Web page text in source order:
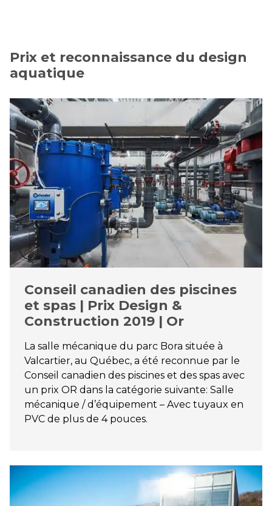
Prix et reconnaissance du design
aquatique
Conseil canadien des piscines
et spas | Prix Design &
Construction 2019 | Or
La salle mécanique du parc Bora située à
Valcartier, au Québec, a été reconnue par le
Conseil canadien des piscines et des spas avec
un prix OR dans la catégorie suivante: Salle
mécanique / d’équipement – Avec tuyaux en
PVC de plus de 4 pouces.